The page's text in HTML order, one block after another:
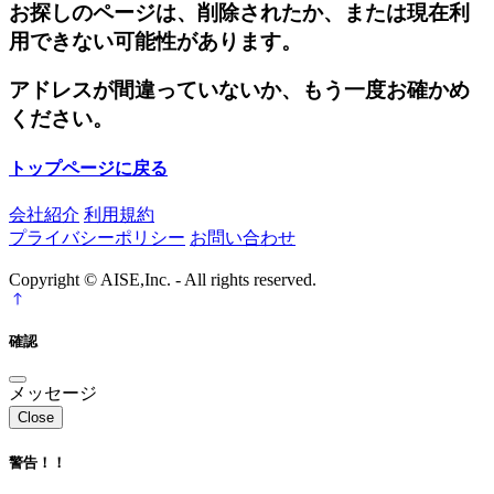
お探しのページは、削除されたか、または現在利
用できない可能性があります。
アドレスが間違っていないか、もう一度お確かめ
ください。
トップページに戻る
会社紹介 利用規約
プライバシーポリシー お問い合わせ
Copyright © AISE,Inc. - All rights reserved.
確認
メッセージ
Close
警告！！